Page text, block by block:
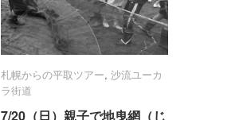
札幌からの平取ツアー, 沙流ユーカ
ラ街道
7/20（日）親子で地曳網（じ
札幌からの平取ツアー 沙流ユーカ
ラ街道
7/20（日）親子で地曳網（じ